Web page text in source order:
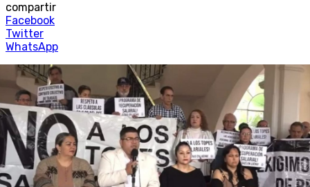
compartir
Facebook
Twitter
WhatsApp